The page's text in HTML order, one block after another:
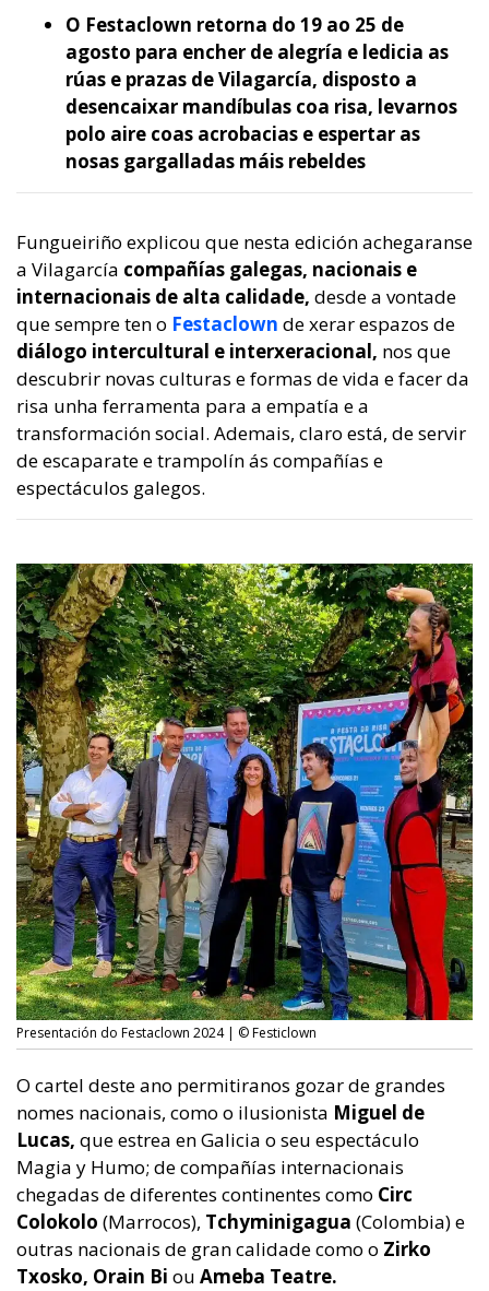
O Festaclown retorna do 19 ao 25 de
agosto para encher de alegría e ledicia as
rúas e prazas de Vilagarcía, disposto a
desencaixar mandíbulas coa risa, levarnos
polo aire coas acrobacias e espertar as
nosas gargalladas máis rebeldes
Fungueiriño explicou que nesta edición achegaranse
a Vilagarcía compañías galegas, nacionais e
internacionais de alta calidade, desde a vontade
que sempre ten o Festaclown de xerar espazos de
diálogo intercultural e interxeracional, nos que
descubrir novas culturas e formas de vida e facer da
risa unha ferramenta para a empatía e a
transformación social. Ademais, claro está, de servir
de escaparate e trampolín ás compañías e
espectáculos galegos.
Presentación do Festaclown 2024 | © Festiclown
O cartel deste ano permitiranos gozar de grandes
nomes nacionais, como o ilusionista Miguel de
Lucas, que estrea en Galicia o seu espectáculo
Magia y Humo; de compañías internacionais
chegadas de diferentes continentes como Circ
Colokolo (Marrocos), Tchyminigagua (Colombia) e
outras nacionais de gran calidade como o Zirko
Txosko, Orain Bi ou Ameba Teatre.